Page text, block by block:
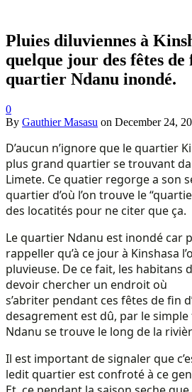
Pluies diluviennes à
quelque jour des fêtes de
quartier Ndanu inondé.
0
By Gauthier Masasu on December 24,
D’aucun n’ignore que le quartier
plus grand quartier se trouvant
Limete. Ce quatier regorge a son
quartier d’où l’on trouve le
des locatités pour ne citer que ça.
Le quartier Ndanu est inondé car
rappeller qu’à ce jour à Kinshasa
pluvieuse. De ce fait, les habitans
devoir chercher un endroit où
s’abriter pendant ces fêtes de fin
desagrement est dû, par le
Ndanu se trouve le long de la
Il est important de signaler que
ledit quartier est confroté à ce